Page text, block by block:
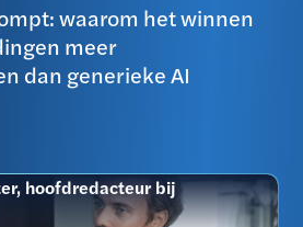
waarom het winnen
meer
dan generieke AI
hoofdredacteur bij